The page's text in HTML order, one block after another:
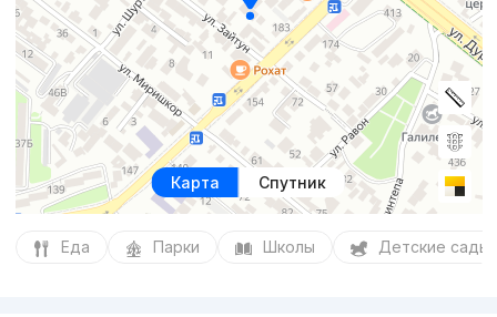
Карта Спутник
Еда Парки Школы Детские сады